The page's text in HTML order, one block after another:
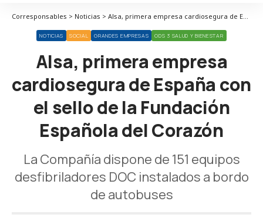
Corresponsables > Noticias > Alsa, primera empresa cardiosegura de España con el sello de la Fundación Española del Corazón
NOTICIAS SOCIAL GRANDES EMPRESAS ODS 3 SALUD Y BIENESTAR
Alsa, primera empresa
cardiosegura de España con
el sello de la Fundación
Española del Corazón
La Compañía dispone de 151 equipos
desfibriladores DOC instalados a bordo
de autobuses